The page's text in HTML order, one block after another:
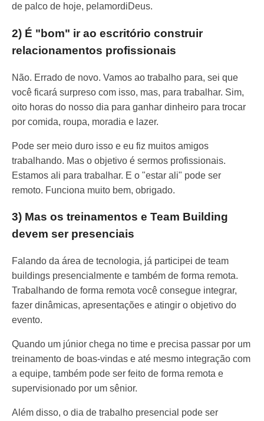
de palco de hoje, pelamordiDeus.
2) É "bom" ir ao escritório construir
relacionamentos profissionais
Não. Errado de novo. Vamos ao trabalho para, sei que
você ficará surpreso com isso, mas, para trabalhar. Sim,
oito horas do nosso dia para ganhar dinheiro para trocar
por comida, roupa, moradia e lazer.
Pode ser meio duro isso e eu fiz muitos amigos
trabalhando. Mas o objetivo é sermos profissionais.
Estamos ali para trabalhar. E o "estar ali" pode ser
remoto. Funciona muito bem, obrigado.
3) Mas os treinamentos e Team Building
devem ser presenciais
Falando da área de tecnologia, já participei de team
buildings presencialmente e também de forma remota.
Trabalhando de forma remota você consegue integrar,
fazer dinâmicas, apresentações e atingir o objetivo do
evento.
Quando um júnior chega no time e precisa passar por um
treinamento de boas-vindas e até mesmo integração com
a equipe, também pode ser feito de forma remota e
supervisionado por um sênior.
Além disso, o dia de trabalho presencial pode ser